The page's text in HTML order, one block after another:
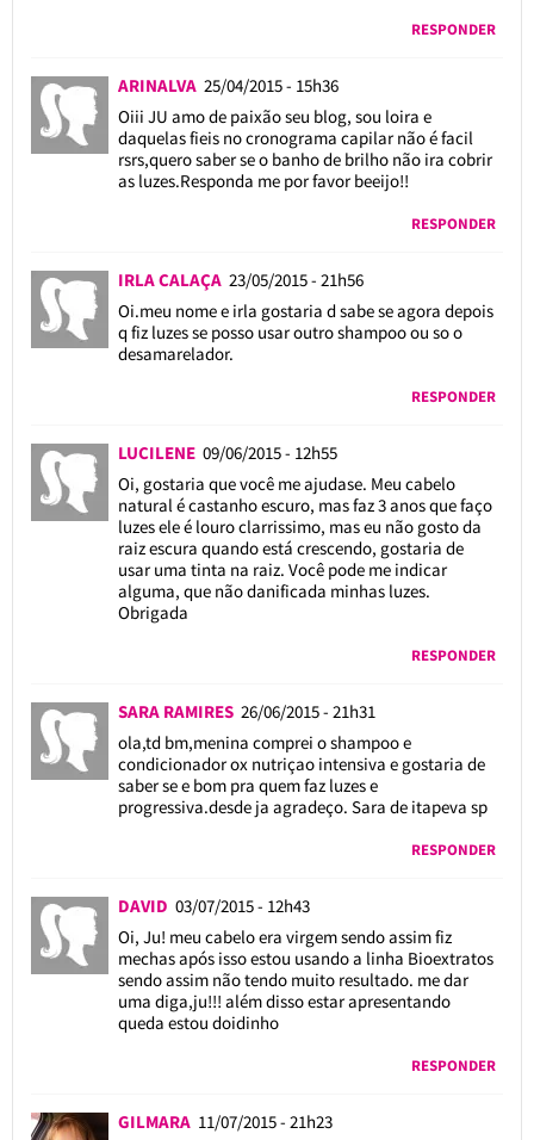
RESPONDER
ARINALVA 25/04/2015 - 15h36
Oiii JU amo de paixão seu blog, sou loira e
daquelas fieis no cronograma capilar não é facil
rsrs,quero saber se o banho de brilho não ira cobrir
as luzes.Responda me por favor beeijo!!
RESPONDER
IRLA CALAÇA 23/05/2015 - 21h56
Oi.meu nome e irla gostaria d sabe se agora depois
q fiz luzes se posso usar outro shampoo ou so o
desamarelador.
RESPONDER
LUCILENE 09/06/2015 - 12h55
Oi, gostaria que você me ajudase. Meu cabelo
natural é castanho escuro, mas faz 3 anos que faço
luzes ele é louro clarrissimo, mas eu não gosto da
raiz escura quando está crescendo, gostaria de
usar uma tinta na raiz. Você pode me indicar
alguma, que não danificada minhas luzes.
Obrigada
RESPONDER
SARA RAMIRES 26/06/2015 - 21h31
ola,td bm,menina comprei o shampoo e
condicionador ox nutriçao intensiva e gostaria de
saber se e bom pra quem faz luzes e
progressiva.desde ja agradeço. Sara de itapeva sp
RESPONDER
DAVID 03/07/2015 - 12h43
Oi, Ju! meu cabelo era virgem sendo assim fiz
mechas após isso estou usando a linha Bioextratos
sendo assim não tendo muito resultado. me dar
uma diga,ju!!! além disso estar apresentando
queda estou doidinho
RESPONDER
GILMARA 11/07/2015 - 21h23